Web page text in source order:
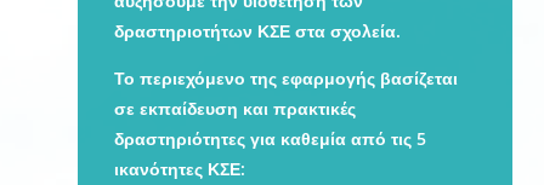
δραστηριοτήτων ΚΣΕ στα σχολεία.
Το περιεχόμενο της εφαρμογής βασίζεται
σε εκπαίδευση και πρακτικές
δραστηριότητες για καθεμία από τις 5
ικανότητες ΚΣΕ: